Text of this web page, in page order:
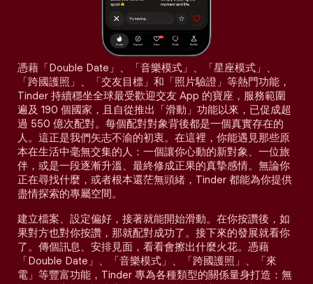
憑藉「Double Date」、「音樂模式」、「星座模式」、
「跨國護照」、「交友目標」和「照片驗證」等熱門功能，
Tinder 持續穩坐全球最受歡迎交友 App 的寶座，服務範圍
遍及 190 個國家，且自從推出「滑動」功能以來，已促成超
過 550 億次配對。每個配對對象背後都是一個真實存在的
人。這正是我們矢志不渝的初衷。在這裡，你能遇見那些原
本在生活中毫無交集的人：一個讓你心動的新對象、一位旅
伴，或是一段逐漸升溫、最終修成正果的真摯感情。無論你
正在尋找什麼，或者根本還茫無頭緒，Tinder 都能為你提供
盡情探索的專屬空間。
建立檔案、設定偏好，接著就能開始滑動。在你按讚後，如
果對方也對你按讚，那就配對成功了。接下來的發展就看你
了。傳個訊息、安排見面，看看會擦出什麼火花。憑藉
「Double Date」、「音樂模式」、「跨國護照」、「來
電」等豐富功能，Tinder 專為各種類型的關係量身打造：無